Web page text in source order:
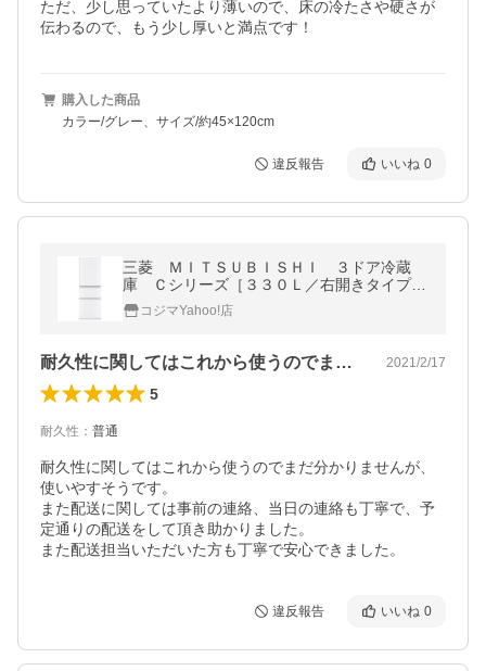
ただ、少し思っていたより薄いので、床の冷たさや硬さが
伝わるので、もう少し厚いと満点です！
購入した商品
カラー/グレー、サイズ/約45×120cm
違反報告 いいね 0
三菱 ＭＩＴＳＵＢＩＳＨＩ ３ドア冷蔵
庫 Ｃシリーズ［３３０Ｌ／右開きタイプ］
ＭＲ−Ｃ３３Ｆ−Ｗ パールホワイト（標準
設置無料）
コジマYahoo!店
耐久性に関してはこれから使うのでまだ分… 2021/2/17
5
耐久性 ： 普通
耐久性に関してはこれから使うのでまだ分かりませんが、
使いやすそうです。
また配送に関しては事前の連絡、当日の連絡も丁寧で、予
定通りの配送をして頂き助かりました。
また配送担当いただいた方も丁寧で安心できました。
違反報告 いいね 0